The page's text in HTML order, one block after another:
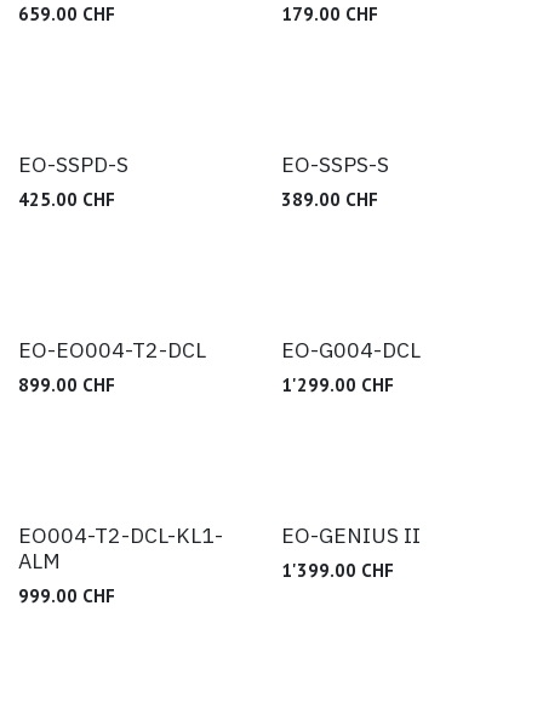
659.00 CHF 179.00 CHF
EO-SSPD-S
425.00 CHF
EO-SSPS-S
389.00 CHF
EO-EO004-T2-DCL
899.00 CHF
EO-G004-DCL
1'299.00 CHF
EO004-T2-DCL-KL1-
ALM
999.00 CHF
EO-GENIUS II
1'399.00 CHF